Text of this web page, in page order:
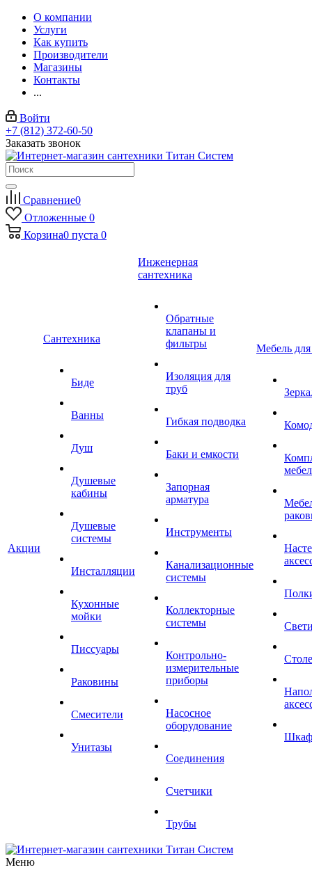
О компании
Услуги
Как купить
Производители
Магазины
Контакты
...
Войти
+7 (812) 372-60-50
Заказать звонок
Сравнение0
Отложенные 0
Корзина0 пуста 0
Акции
Сантехника
Биде
Ванны
Душ
Душевые
кабины
Душевые
системы
Инсталляции
Кухонные
мойки
Писсуары
Раковины
Смесители
Унитазы
Инженерная
сантехника
Обратные
клапаны и
фильтры
Изоляция для
труб
Гибкая подводка
Баки и емкости
Запорная
арматура
Инструменты
Канализационные
системы
Коллекторные
системы
Контрольно-
измерительные
приборы
Насосное
оборудование
Соединения
Счетчики
Трубы
Мебель
Меню